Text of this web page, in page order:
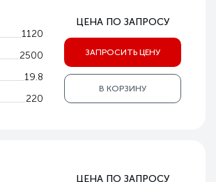
1120
2500
19.8
220
ЦЕНА ПО ЗАПРОСУ
ЗАПРОСИТЬ ЦЕНУ
В КОРЗИНУ
ЦЕНА ПО ЗАПРОСУ